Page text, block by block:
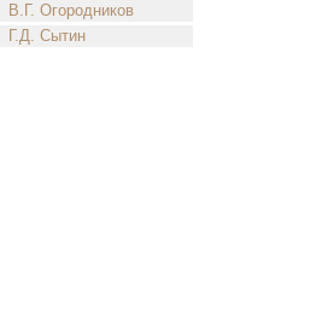
В.Г. Огородников
Г.Д. Сытин